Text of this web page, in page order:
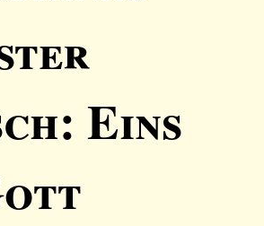
Eins